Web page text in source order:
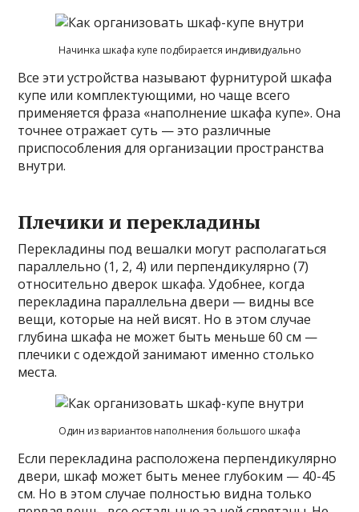
Начинка шкафа купе подбирается индивидуально
Все эти устройства называют фурнитурой шкафа
купе или комплектующими, но чаще всего
применяется фраза «наполнение шкафа купе». Она
точнее отражает суть — это различные
приспособления для организации пространства
внутри.
Плечики и перекладины
Перекладины под вешалки могут располагаться
параллельно (1, 2, 4) или перпендикулярно (7)
относительно дверок шкафа. Удобнее, когда
перекладина параллельна двери — видны все
вещи, которые на ней висят. Но в этом случае
глубина шкафа не может быть меньше 60 см —
плечики с одеждой занимают именно столько
места.
Один из вариантов наполнения большого шкафа
Если перекладина расположена перпендикулярно
двери, шкаф может быть менее глубоким — 40-45
см. Но в этом случае полностью видна только